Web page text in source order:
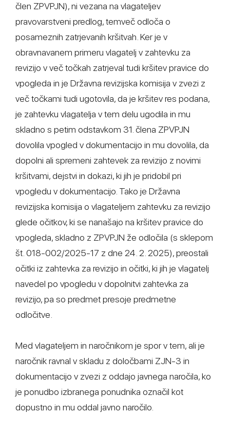
člen ZPVPJN), ni vezana na vlagateljev
pravovarstveni predlog, temveč odloča o
posameznih zatrjevanih kršitvah. Ker je v
obravnavanem primeru vlagatelj v zahtevku za
revizijo v več točkah zatrjeval tudi kršitev pravice do
vpogleda in je Državna revizijska komisija v zvezi z
več točkami tudi ugotovila, da je kršitev res podana,
je zahtevku vlagatelja v tem delu ugodila in mu
skladno s petim odstavkom 31. člena ZPVPJN
dovolila vpogled v dokumentacijo in mu dovolila, da
dopolni ali spremeni zahtevek za revizijo z novimi
kršitvami, dejstvi in dokazi, ki jih je pridobil pri
vpogledu v dokumentacijo. Tako je Državna
revizijska komisija o vlagateljem zahtevku za revizijo
glede očitkov, ki se nanašajo na kršitev pravice do
vpogleda, skladno z ZPVPJN že odločila (s sklepom
št. 018-002/2025-17 z dne 24. 2. 2025), preostali
očitki iz zahtevka za revizijo in očitki, ki jih je vlagatelj
navedel po vpogledu v dopolnitvi zahtevka za
revizijo, pa so predmet presoje predmetne
odločitve.
Med vlagateljem in naročnikom je spor v tem, ali je
naročnik ravnal v skladu z določbami ZJN-3 in
dokumentacijo v zvezi z oddajo javnega naročila, ko
je ponudbo izbranega ponudnika označil kot
dopustno in mu oddal javno naročilo.